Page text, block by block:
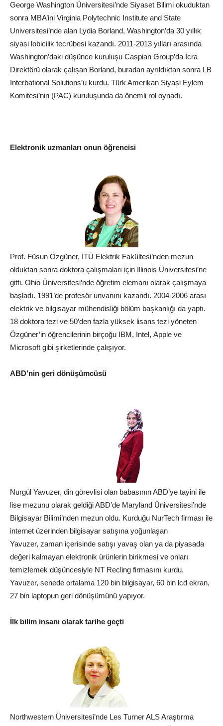
George Washington Üniversitesi’nde Siyaset Bilimi okuduktan
sonra MBA’ini Virginia Polytechnic Institute and State
Universitesi’nde alan Lydia Borland, Washington’da 30 yıllık
siyasi lobicilik tecrübesi kazandı. 2011-2013 yılları arasında
Washington’daki düşünce kuruluşu Caspian Group’da İcra
Direktörü olarak çalışan Borland, buradan ayrıldıktan sonra LB
Interbational Solutions’u kurdu. Türk Amerikan Siyasi Eylem
Komitesi’nin (PAC) kuruluşunda da önemli rol oynadı.
Elektronik uzmanları onun öğrencisi
Prof. Füsun Özgüner, İTÜ Elektrik Fakültesi’nden mezun
olduktan sonra doktora çalışmaları için Illinois Üniversitesi’ne
gitti. Ohio Üniversitesi’nde öğretim elemanı olarak çalışmaya
başladı. 1991’de profesör unvanını kazandı. 2004-2006 arası
elektrik ve bilgisayar mühendisliği bölüm başkanlığı da yaptı.
18 doktora tezi ve 50’den fazla yüksek lisans tezi yöneten
Özgüner’in öğrencilerinin birçoğu IBM, Intel, Apple ve
Microsoft gibi şirketlerinde çalışıyor.
ABD’nin geri dönüşümcüsü
Nurgül Yavuzer, din görevlisi olan babasının ABD’ye tayini ile
lise mezunu olarak geldiği ABD’de Maryland Üniversitesi’nde
Bilgisayar Bilimi’nden mezun oldu. Kurduğu NurTech firması ile
internet üzerinden bilgisayar satışına yoğunlaşan
Yavuzer, zaman içerisinde satışı yavaş olan ya da piyasada
değeri kalmayan elektronik ürünlerin birikmesi ve onları
temizlemek düşüncesiyle NT Recling firmasını kurdu.
Yavuzer, senede ortalama 120 bin bilgisayar, 60 bin lcd ekran,
27 bin laptopun geri dönüşümünü yapıyor.
İlk bilim insanı olarak tarihe geçti
Northwestern Üniversitesi’nde Les Turner ALS Araştırma